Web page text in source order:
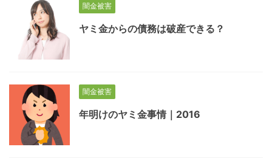
闇金被害
ヤミ金からの債務は破産できる？
闇金被害
年明けのヤミ金事情｜2016